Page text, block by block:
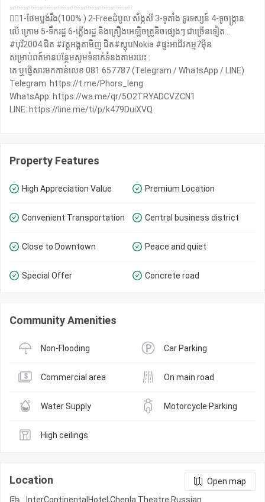
👉🏻1-ថែមប្លង់រឹង(100% ) 2-Freeដំបូល ស័ង្កសី 3-ទូតាំង ទូរទស្សន៍ 4-ទូចង្រ្កាន
លេី.ក្រោម 5-ទឹករដ្ឋ 6-ភ្លេីងរដ្ឋ និងគ្រឿងអេឡិចត្រូនិចផ្សេងៗ ជាច្រើនទៀត…
#បុរី2004 ជិត #វត្តអង្គតាមិញ ជិត#ស្តុបNokia #ផ្ទះអាជីវកម្ម7មុឺន
សម្រាប់ពត៍មានបន្ថែមសូមទំនាក់ទំនងតាមរយះ :
តេ ឬផ្ញើសារមកកាន់លេខ 081 657787 (Telegram / WhatsApp / LINE)
Telegram: https://t.me/Phors_leng
WhatsApp: https://wa.me/qr/5O2TRYADCVZCN1
Property Features
High Appreciation Value Premium Location
Convenient Transportation Central business district
Close to Downtown Peace and quiet
Special Offer Concrete road
Community Amenities
Non-Flooding Car Parking
Commercial area On main road
Water Supply Motorcycle Parking
High ceilings
Location
Open map
InterContinentalHotel,Chenla Theatre,Russian